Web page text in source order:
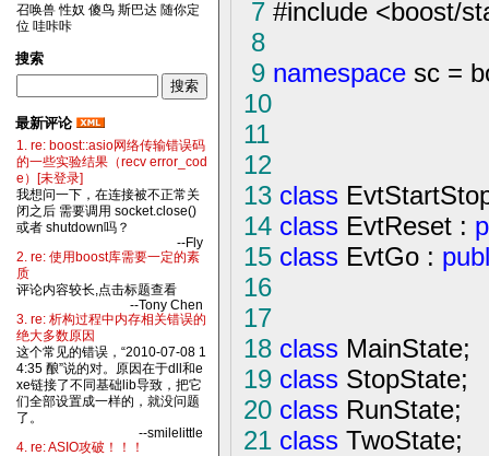
召唤兽 性奴 傻鸟 斯巴达 随你定
位 哇咔咔
搜索
最新评论
1. re: boost::asio网络传输错误码
的一些实验结果（recv error_cod
e）[未登录]
我想问一下，在连接被不正常关
闭之后 需要调用 socket.close()
或者 shutdown吗？
--Fly
2. re: 使用boost库需要一定的素
质
评论内容较长,点击标题查看
--Tony Chen
3. re: 析构过程中内存相关错误的
绝大多数原因
这个常见的错误，“2010-07-08 1
4:35 酿”说的对。原因在于dll和e
xe链接了不同基础lib导致，把它
们全部设置成一样的，就没问题
了。
--smilelittle
4. re: ASIO攻破！！！
7 #include <boost/
8
9 namespace sc =
10
11
12
13 class
14 class EvtReset :
15 class EvtGo :
16
17
18 class MainState;
19 class StopState;
20 class RunState;
21 class TwoState;